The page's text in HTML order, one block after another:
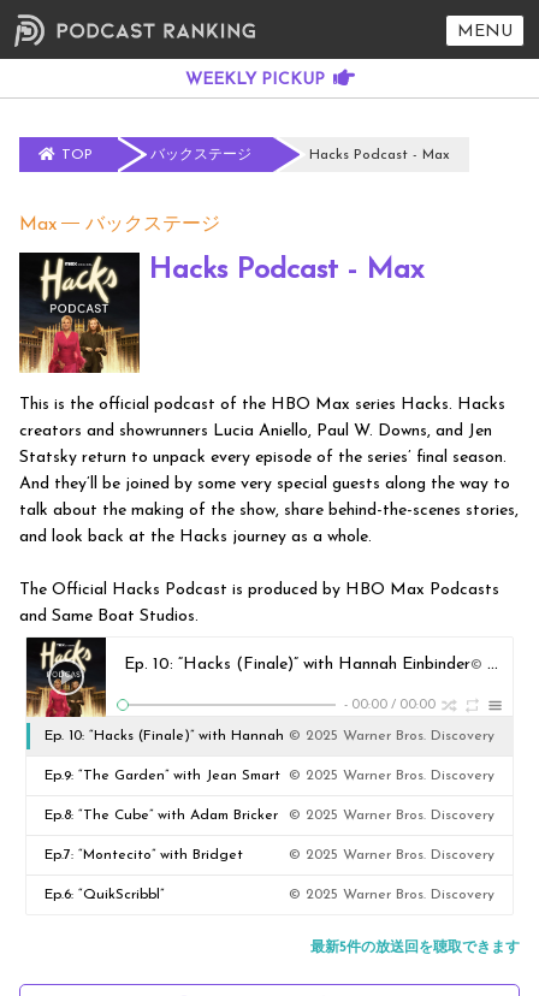
MENU
TOP バックステージ Hacks Podcast - Max
Max バックステージ
Hacks Podcast - Max
This is the official podcast of the HBO Max series Hacks. Hacks
creators and showrunners Lucia Aniello, Paul W. Downs, and Jen
Statsky return to unpack every episode of the series’ final season.
And they’ll be joined by some very special guests along the way to
talk about the making of the show, share behind-the-scenes stories,
and look back at the Hacks journey as a whole.
The Official Hacks Podcast is produced by HBO Max Podcasts
and Same Boat Studios.
Ep. 10: “Hacks (Finale)” with Hannah Einbinder© 2025 Warner Bros. Discovery
- 00:00 / 00:00
Ep. 10: “Hacks (Finale)” with Hannah
Einbinder
© 2025 Warner Bros. Discovery
Ep.9: “The Garden” with Jean Smart © 2025 Warner Bros. Discovery
Ep.8: “The Cube” with Adam Bricker © 2025 Warner Bros. Discovery
Ep.7: “Montecito” with Bridget
Parker
© 2025 Warner Bros. Discovery
Ep.6: “QuikScribbl” © 2025 Warner Bros. Discovery
最新5件の放送回を聴取できます